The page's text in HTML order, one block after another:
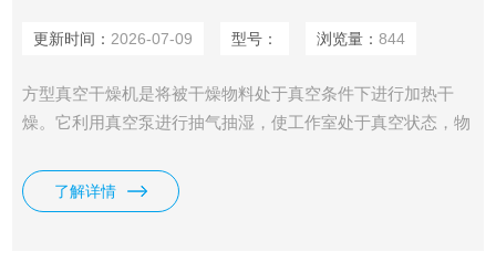
更新时间： 2026-07-09 型号： 浏览量： 844
方型真空干燥机是将被干燥物料处于真空条件下进行加热干
燥。它利用真空泵进行抽气抽湿，使工作室处于真空状态，物
为静态干燥和动态干燥机。
了解详情